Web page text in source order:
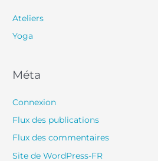
Ateliers
Yoga
Méta
Connexion
Flux des publications
Flux des commentaires
Site de WordPress-FR